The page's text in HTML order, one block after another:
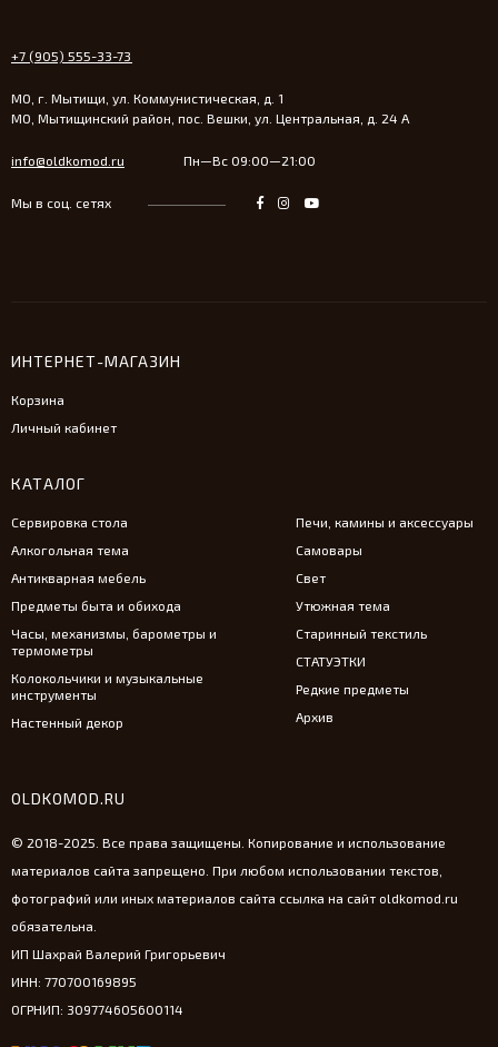
+7 (905) 555-33-73
МО, г. Мытищи, ул. Коммунистическая, д. 1
МО, Мытищинский район, пос. Вешки, ул. Центральная, д. 24 А
info@oldkomod.ru Пн—Вс 09:00—21:00
Мы в соц. сетях
ИНТЕРНЕТ-МАГАЗИН
Корзина
Личный кабинет
КАТАЛОГ
Сервировка стола
Алкогольная тема
Антикварная мебель
Предметы быта и обихода
Часы, механизмы, барометры и
термометры
Колокольчики и музыкальные
инструменты
Настенный декор
Печи, камины и аксессуары
Самовары
Свет
Утюжная тема
Старинный текстиль
СТАТУЭТКИ
Редкие предметы
Архив
OLDKOMOD.RU
© 2018-2025. Все права защищены. Копирование и использование
материалов сайта запрещено. При любом использовании текстов,
фотографий или иных материалов сайта ссылка на сайт oldkomod.ru
обязательна.
ИП Шахрай Валерий Григорьевич
ИНН: 770700169895
ОГРНИП: 309774605600114